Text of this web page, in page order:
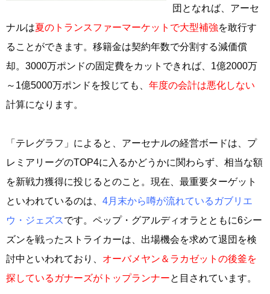
団となれば、アーセ
ナルは夏のトランスファーマーケットで大型補強を敢行す
ることができます。移籍金は契約年数で分割する減価償
却。3000万ポンドの固定費をカットできれば、1億2000万
～1億5000万ポンドを投じても、 年度の会計は悪化しない
計算になります。
「テレグラフ」によると、アーセナルの経営ボードは、プ
レミアリーグのTOP4に入るかどうかに関わらず、相当な額
を新戦力獲得に投じるとのこと。現在、最重要ターゲット
といわれているのは、 4月末から噂が流れているガブリエ
ウ・ジェズスです。ペップ・グアルディオラとともに6シー
ズンを戦ったストライカーは、出場機会を求めて退団を検
討中といわれており、 オーバメヤン＆ラカゼットの後釜を
探しているガナーズがトップランナーと目されています。